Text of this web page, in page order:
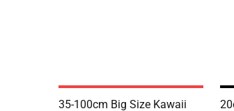
35-100cm Big Size Kawaii